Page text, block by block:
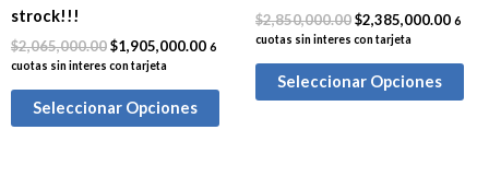
strock!!!
$2,065,000.00$1,905,000.00 6
cuotas sin interes con tarjeta
Seleccionar Opciones
$2,850,000.00$2,385,000.00 6
cuotas sin interes con tarjeta
Seleccionar Opciones